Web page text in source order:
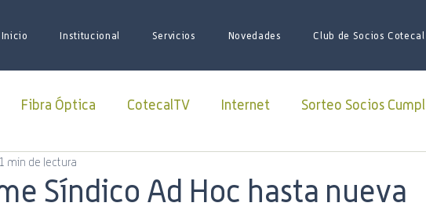
Inicio Institucional Servicios Novedades Club de Socios Cotecal
Fibra Óptica CotecalTV Internet Sorteo Socios
ALUCOINFO
Síndico Ad Hoc hasta nueva
1 min de lectura